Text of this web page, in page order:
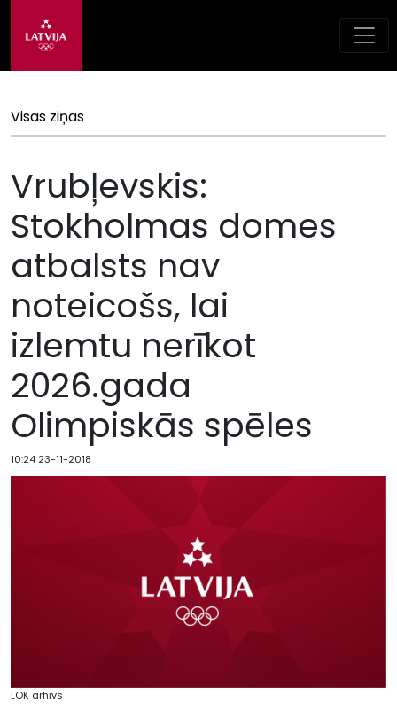
Visas ziņas
Vrubļevskis:
Stokholmas domes
atbalsts nav
noteicošs, lai
izlemtu nerīkot
2026.gada
Olimpiskās spēles
10:24 23-11-2018
LOK arhīvs